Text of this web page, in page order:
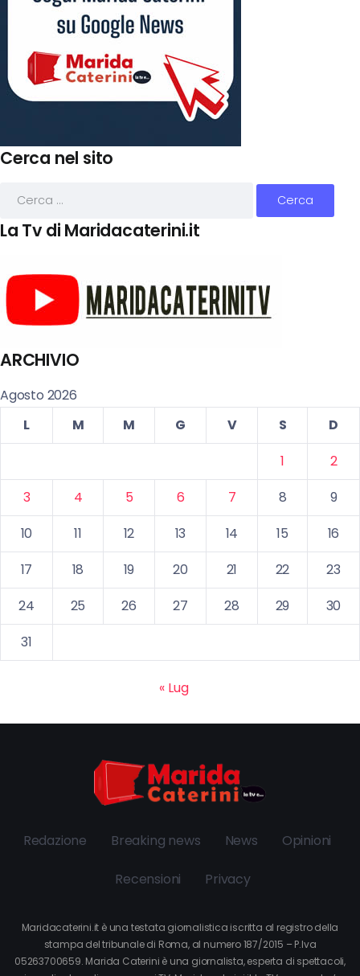
Cerca nel sito
La Tv di Maridacaterini.it
ARCHIVIO
Agosto 2026
L
M M G V S
D
1
2
3
4 5 6 7 8
9
10
11 12 13 14 15
16
17
18 19 20 21 22
23
24
25 26 27 28 29
30
31
« Lug
Redazione Breaking news News Opinioni
Recensioni Privacy
Maridacaterini.it è una testata giornalistica iscritta al registro della
stampa del tribunale di Roma, al numero 187/2015 – P.Iva
05263700659. Marida Caterini è una giornalista, esperta di spettacoli,